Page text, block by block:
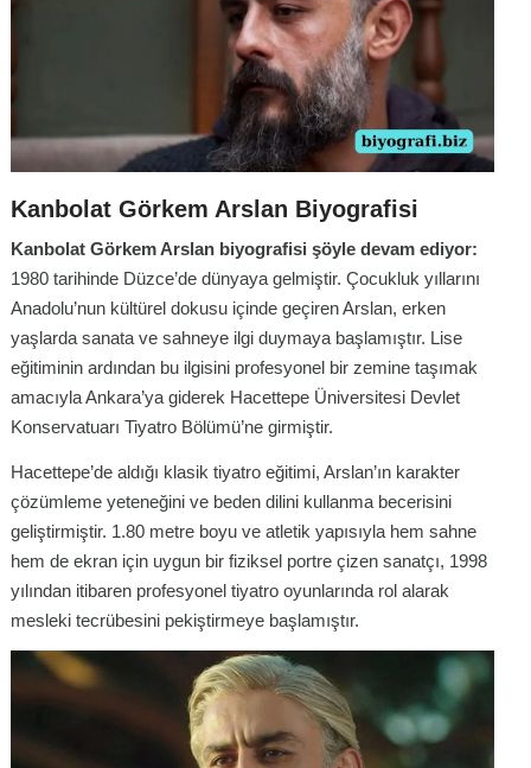
Kanbolat Görkem Arslan Biyografisi
Kanbolat Görkem Arslan biyografisi şöyle devam ediyor:
1980 tarihinde Düzce’de dünyaya gelmiştir. Çocukluk yıllarını
Anadolu’nun kültürel dokusu içinde geçiren Arslan, erken
yaşlarda sanata ve sahneye ilgi duymaya başlamıştır. Lise
eğitiminin ardından bu ilgisini profesyonel bir zemine taşımak
amacıyla Ankara’ya giderek Hacettepe Üniversitesi Devlet
Konservatuarı Tiyatro Bölümü’ne girmiştir.
Hacettepe’de aldığı klasik tiyatro eğitimi, Arslan’ın karakter
çözümleme yeteneğini ve beden dilini kullanma becerisini
geliştirmiştir. 1.80 metre boyu ve atletik yapısıyla hem sahne
hem de ekran için uygun bir fiziksel portre çizen sanatçı, 1998
yılından itibaren profesyonel tiyatro oyunlarında rol alarak
mesleki tecrübesini pekiştirmeye başlamıştır.